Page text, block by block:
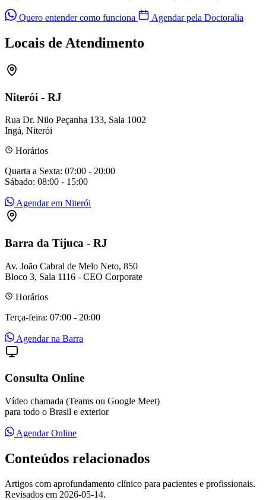
Quero entender como funciona Agendar pela Doctoralia
Locais de Atendimento
Niterói - RJ
Rua Dr. Nilo Peçanha 133, Sala 1002
Ingá, Niterói
Horários
Quarta a Sexta: 07:00 - 20:00
Sábado: 08:00 - 15:00
Agendar em Niterói
Barra da Tijuca - RJ
Av. João Cabral de Melo Neto, 850
Bloco 3, Sala 1116 - CEO Corporate
Horários
Terça-feira: 07:00 - 20:00
Agendar na Barra
Consulta Online
Vídeo chamada (Teams ou Google Meet)
para todo o Brasil e exterior
Agendar Online
Conteúdos relacionados
Artigos com aprofundamento clínico para pacientes e profissionais.
Revisados em 2026-05-14.